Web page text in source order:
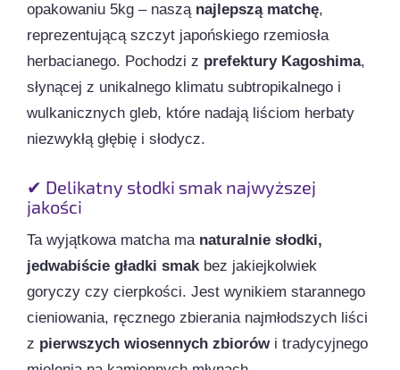
opakowaniu 5kg – naszą najlepszą matchę,
reprezentującą szczyt japońskiego rzemiosła
herbacianego. Pochodzi z prefektury Kagoshima,
słynącej z unikalnego klimatu subtropikalnego i
wulkanicznych gleb, które nadają liściom herbaty
niezwykłą głębię i słodycz.
✔ Delikatny słodki smak najwyższej
jakości
Ta wyjątkowa matcha ma naturalnie słodki,
jedwabiście gładki smakbez jakiejkolwiek
goryczy czy cierpkości. Jest wynikiem starannego
cieniowania, ręcznego zbierania najmłodszych liści
z pierwszych wiosennych zbiorówi tradycyjnego